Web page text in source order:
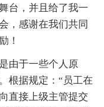
台，并且给了我一
，感谢在我们共同
！
由于一些个人原
根据规定：“员工在
直接上级主管提交